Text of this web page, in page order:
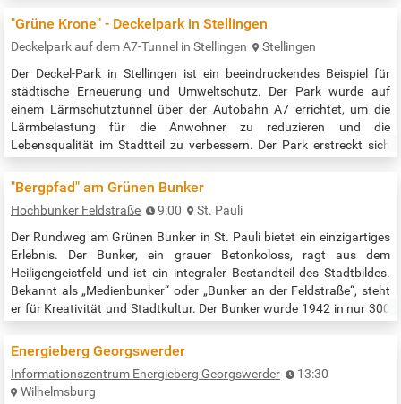
den Frühling und Sommer einstimmen. Es ist empfehlenswert, ein
Fernglas mitzubringen. Hunde müssen leider zu Hause bleiben. Im
Link zur Veranstaltung…
"Grüne Krone" - Deckelpark in Stellingen
Deckelpark auf dem A7-Tunnel in Stellingen
Stellingen
Der Deckel-Park in Stellingen ist ein beeindruckendes Beispiel für
städtische Erneuerung und Umweltschutz. Der Park wurde auf
einem Lärmschutztunnel über der Autobahn A7 errichtet, um die
Lärmbelastung für die Anwohner zu reduzieren und die
Lebensqualität im Stadtteil zu verbessern. Der Park erstreckt sich
getrennten Stadtteile Stellingen und Eidelstedt1. Der Park bietet eine
Vielzahl von…
"Bergpfad" am Grünen Bunker
Hochbunker Feldstraße 9:00
St. Pauli
Der Rundweg am Grünen Bunker in St. Pauli bietet ein einzigartiges
Erlebnis. Der Bunker, ein grauer Betonkoloss, ragt aus dem
Heiligengeistfeld und ist ein integraler Bestandteil des Stadtbildes.
Bekannt als „Medienbunker“ oder „Bunker an der Feldstraße“, steht
er für Kreativität und Stadtkultur. Der Bunker wurde 1942 in nur 300
für die Opfer des NS-Regimes. Während der Umbaumaßnahmen
kommen…
Energieberg Georgswerder
Informationszentrum Energieberg Georgswerder
13:30
Wilhelmsburg